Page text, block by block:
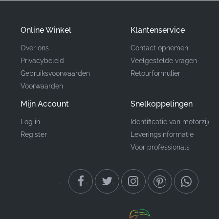
64233KTYD50ZA
Fabrikant
Montagelocatie
Linker voorste bovenkuip,
linkerzijde*
Type
Vinyl sticker
Wanneer u kiest voor een authentieke Honda graphic,
kiest u voor precisie en duurzaamheid. Het vervangen
van vervaagde of beschadigde graphics door nieuwe
Online Winkel
Over ons
Privacybeleid
Gebruiksvoorwaarden
Voorwaarden
Mijn Account
Log in
Register
Klantenservice
Contact opnemen
Veelgestelde vragen
Retourformulier
Snelkoppelingen
Identificatie van
Leveringsinformatie
Voor professionals